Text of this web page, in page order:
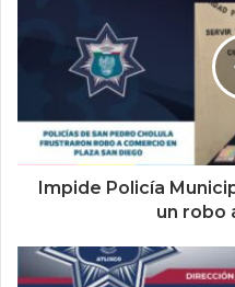
Impide Policía
un robo